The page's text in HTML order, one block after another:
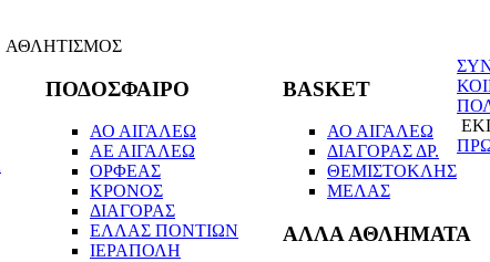
ΑΘΛΗΤΙΣΜΟΣ
ΠΟΔΟΣΦΑΙΡΟ
ΑΟ ΑΙΓΑΛΕΩ
ΑΕ ΑΙΓΑΛΕΩ
ΟΡΦΕΑΣ
ΚΡΟΝΟΣ
ΔΙΑΓΟΡΑΣ
ΕΛΛΑΣ ΠΟΝΤΙΩΝ
ΙΕΡΑΠΟΛΗ
BASKET
ΑΟ ΑΙΓΑΛΕΩ
ΔΙΑΓΟΡΑΣ ΔΡ.
ΘΕΜΙΣΤΟΚΛΗΣ
ΜΕΛΑΣ
ΑΛΛΑ ΑΘΛΗΜΑΤΑ